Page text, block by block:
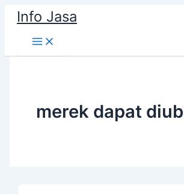
Skip
content
Info Jasa
merek dapat